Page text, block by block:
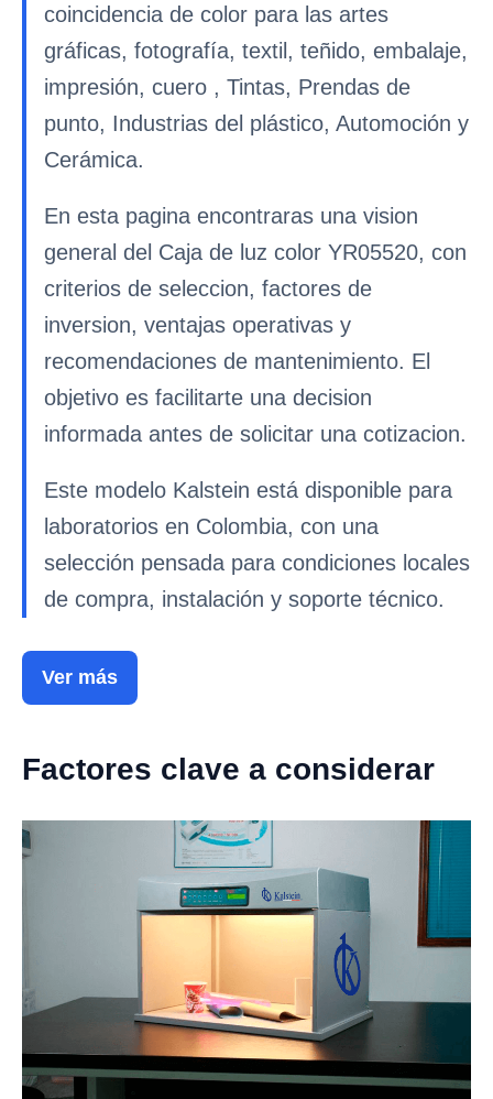
coincidencia de color para las artes
gráficas, fotografía, textil, teñido, embalaje,
impresión, cuero , Tintas, Prendas de
punto, Industrias del plástico, Automoción y
Cerámica.
En esta pagina encontraras una vision
general del Caja de luz color YR05520, con
criterios de seleccion, factores de
inversion, ventajas operativas y
recomendaciones de mantenimiento. El
objetivo es facilitarte una decision
informada antes de solicitar una cotizacion.
Este modelo Kalstein está disponible para
laboratorios en Colombia, con una
selección pensada para condiciones locales
de compra, instalación y soporte técnico.
Ver más
Factores clave a considerar